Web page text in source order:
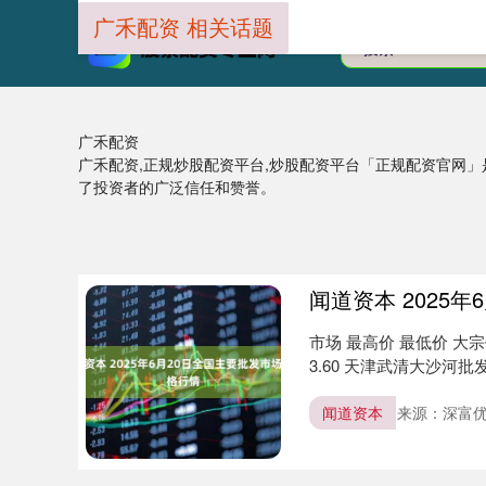
广禾配资
广禾配资,正规炒股配资平台,炒股配资平台「正规配资官网
了投资者的广泛信任和赞誉。
广禾配资 相关话题
闻道资本 2025年
市场 最高价 最低价 大
3.60 天津武清大沙河批
闻道资本 来源：深富